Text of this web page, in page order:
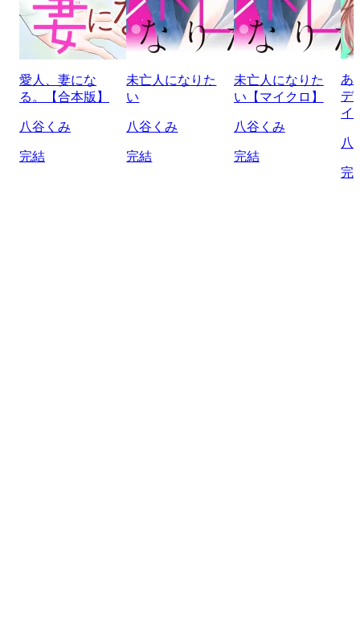
愛人、妻にな
る。【合本版】
八谷くみ
完結
未亡人になりた
い
八谷くみ
完結
未亡人になりた
い【マイクロ】
八谷くみ
完結
あ
デ
イ
八
完